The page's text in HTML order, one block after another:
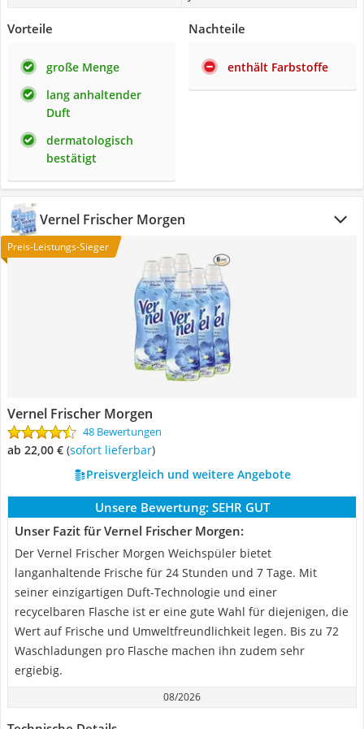
Vorteile
große Menge
lang anhaltender
Duft
dermatologisch
bestätigt
Nachteile
enthält Farbstoffe
Vernel Frischer Morgen
Preis-Leistungs-Sieger
Vernel Frischer Morgen
48 Bewertungen
ab 22,00 € ( Sofort lieferbar)
Preisvergleich und weitere Angebote
Unsere Bewertung: SEHR GUT
Unser Fazit für Vernel Frischer Morgen:
Der Vernel Frischer Morgen Weichspüler bietet
langanhaltende Frische für 24 Stunden und 7 Tage. Mit
seiner einzigartigen Duft-Technologie und einer
recycelbaren Flasche ist er eine gute Wahl für diejenigen, die
Wert auf Frische und Umweltfreundlichkeit legen. Bis zu 72
Waschladungen pro Flasche machen ihn zudem sehr
ergiebig.
08/2026